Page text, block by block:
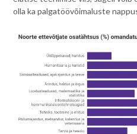
olla ka palgatöövõimaluste